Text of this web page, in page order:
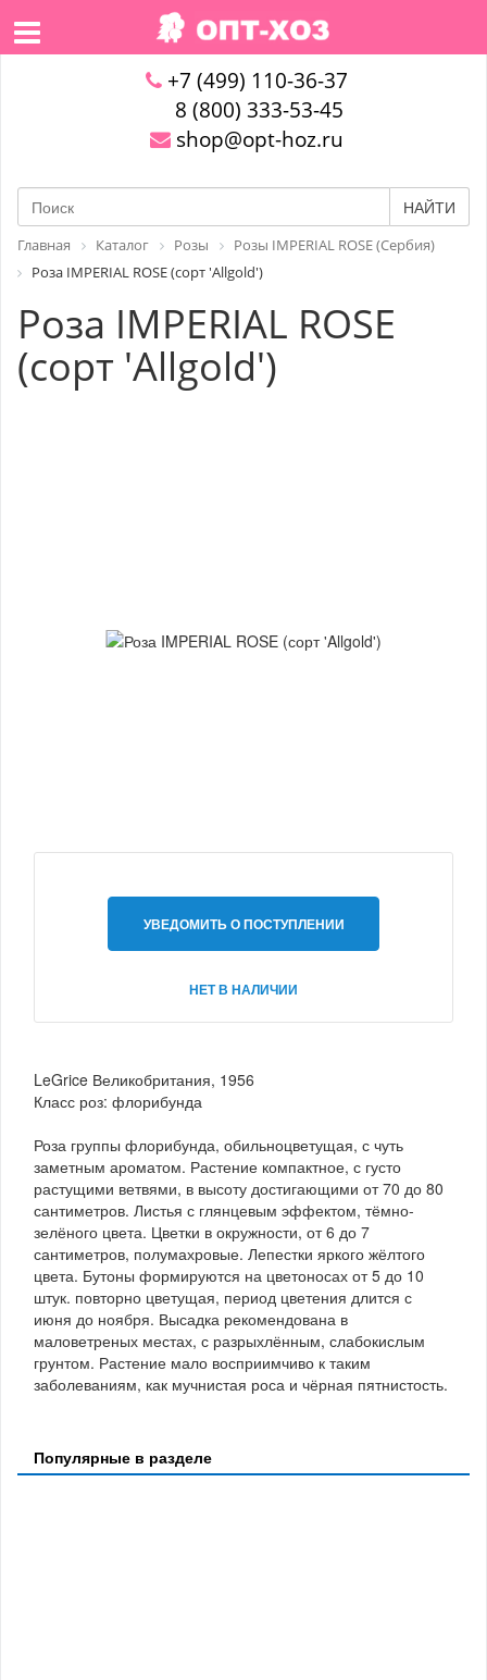
+7 (499) 110-36-37
8 (800) 333-53-45
shop@opt-hoz.ru
НАЙТИ
Главная Каталог Розы
Розы IMPERIAL ROSE (Сербия)
Роза IMPERIAL ROSE (сорт 'Allgold')
Роза IMPERIAL ROSE
(сорт 'Allgold')
УВЕДОМИТЬ О ПОСТУПЛЕНИИ
НЕТ В НАЛИЧИИ
LeGrice Великобритания, 1956
Класс роз: флорибунда
Роза группы флорибунда, обильноцветущая, с чуть
заметным ароматом. Растение компактное, с густо
растущими ветвями, в высоту достигающими от 70 до 80
сантиметров. Листья с глянцевым эффектом, тёмно-
зелёного цвета. Цветки в окружности, от 6 до 7
сантиметров, полумахровые. Лепестки яркого жёлтого
цвета. Бутоны формируются на цветоносах от 5 до 10
штук. повторно цветущая, период цветения длится с
июня до ноября. Высадка рекомендована в
маловетреных местах, с разрыхлённым, слабокислым
грунтом. Растение мало восприимчиво к таким
заболеваниям, как мучнистая роса и чёрная пятнистость.
Популярные в разделе